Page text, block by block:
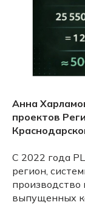
Анна
проектов
С 2022 года
регион,
производство
выпущенных